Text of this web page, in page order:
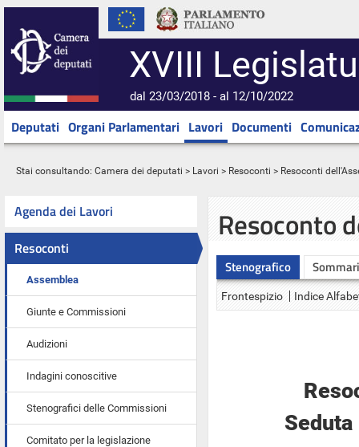
XVIII
dal 23/03/2018 - al 12/10/2022
Deputati Organi Parlamentari Lavori Documenti
Stai consultando: Camera dei deputati > Lavori > Resoconti > Resoconti
Agenda dei Lavori
Resoconti
Assemblea
Giunte e Commissioni
Audizioni
Indagini conoscitive
Stenografici delle Commissioni
Comitato per la legislazione
Resoconto
Stenografico
Frontespizio Indice